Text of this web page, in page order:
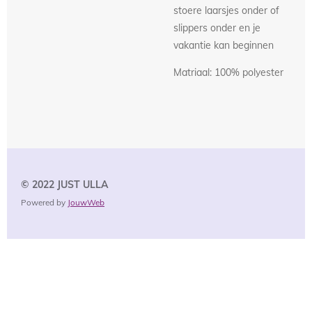
stoere laarsjes onder of
slippers onder en je
vakantie kan beginnen
Matriaal: 100% polyester
© 2022 JUST ULLA
Powered by JouwWeb